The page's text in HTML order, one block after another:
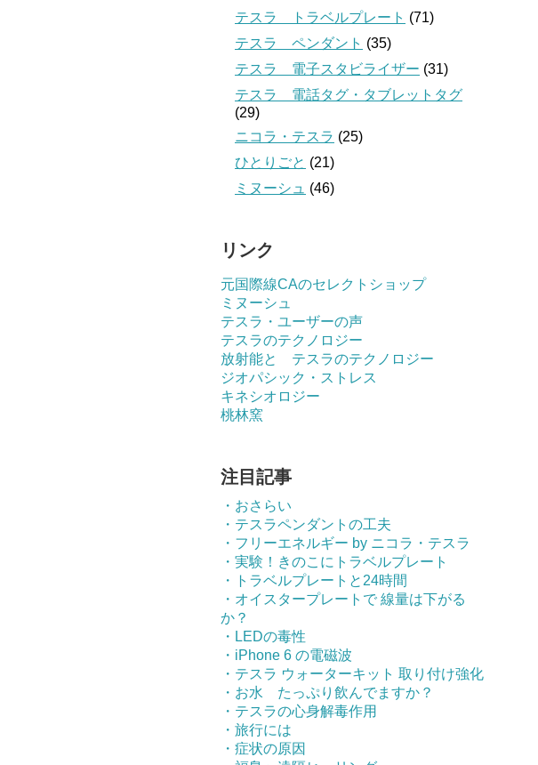
テスラ トラベルプレート (71)
テスラ ペンダント (35)
テスラ 電子スタビライザー (31)
テスラ 電話タグ・タブレットタグ
(29)
ニコラ・テスラ (25)
ひとりごと (21)
ミヌーシュ (46)
リンク
元国際線CAのセレクトショップ
ミヌーシュ
テスラ・ユーザーの声
テスラのテクノロジー
放射能と テスラのテクノロジー
ジオパシック・ストレス
キネシオロジー
桃林窯
注目記事
・おさらい
・テスラペンダントの工夫
・フリーエネルギー by ニコラ・テスラ
・実験！きのこにトラベルプレート
・トラベルプレートと24時間
・オイスタープレートで 線量は下がる
か？
・LEDの毒性
・iPhone 6 の電磁波
・テスラ ウォーターキット 取り付け強化
・お水 たっぷり飲んでますか？
・テスラの心身解毒作用
・旅行には
・症状の原因